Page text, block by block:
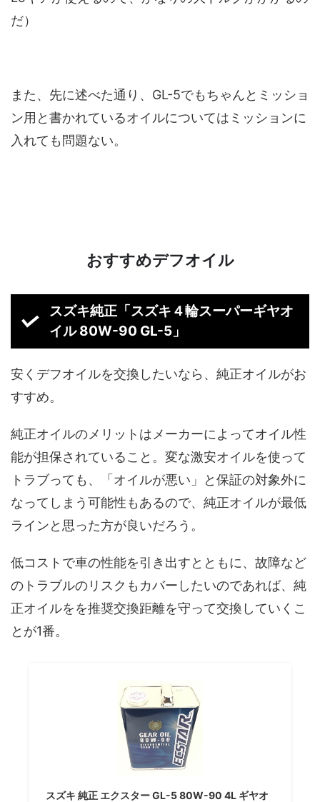
だ）
また、先に述べた通り、GL-5でもちゃんとミッショ
ン用と書かれているオイルについてはミッションに
入れても問題ない。
おすすめデフオイル
スズキ純正「スズキ４輪スーパーギヤオ
イル80W-90 GL-5」
安くデフオイルを交換したいなら、純正オイルがお
すすめ。
純正オイルのメリットはメーカーによってオイル性
能が担保されていること。変な激安オイルを使って
トラブっても、「オイルが悪い」と保証の対象外に
なってしまう可能性もあるので、純正オイルが最低
ラインと思った方が良いだろう。
低コストで車の性能を引き出すとともに、故障など
のトラブルのリスクもカバーしたいのであれば、純
正オイルをを推奨交換距離を守って交換していくこ
とが1番。
スズキ 純正 エクスター GL-5 80W-90 4L ギヤオ